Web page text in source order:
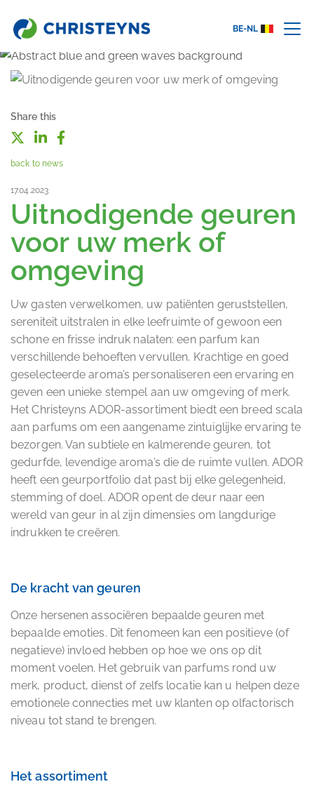
BE-NL
Share this
back to news
17.04.2023
Uitnodigende geuren
voor uw merk of
omgeving
Uw gasten verwelkomen, uw patiënten geruststellen,
sereniteit uitstralen in elke leefruimte of gewoon een
schone en frisse indruk nalaten: een parfum kan
verschillende behoeften vervullen. Krachtige en goed
geselecteerde aroma’s personaliseren een ervaring en
geven een unieke stempel aan uw omgeving of merk.
Het Christeyns ADOR-assortiment biedt een breed scala
aan parfums om een aangename zintuiglijke ervaring te
bezorgen. Van subtiele en kalmerende geuren, tot
gedurfde, levendige aroma’s die de ruimte vullen. ADOR
heeft een geurportfolio dat past bij elke gelegenheid,
stemming of doel. ADOR opent de deur naar een
wereld van geur in al zijn dimensies om langdurige
indrukken te creëren.
De kracht van geuren
Onze hersenen associëren bepaalde geuren met
bepaalde emoties. Dit fenomeen kan een positieve (of
negatieve) invloed hebben op hoe we ons op dit
moment voelen. Het gebruik van parfums rond uw
merk, product, dienst of zelfs locatie kan u helpen deze
emotionele connecties met uw klanten op olfactorisch
niveau tot stand te brengen.
Het assortiment